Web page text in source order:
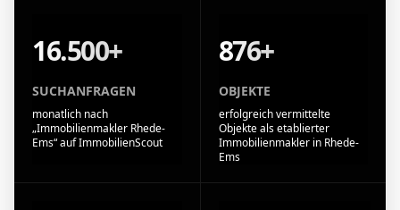
16.500+
SUCHANFRAGEN
monatlich nach
„Immobilienmakler Rhede-
Ems“ auf ImmobilienScout
876+
OBJEKTE
erfolgreich vermittelte
Objekte als etablierter
Immobilienmakler in Rhede-
Ems